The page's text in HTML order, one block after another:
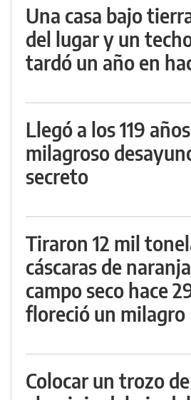
Una casa bajo
del lugar y un
tardó un año en
Llegó a los 119
milagroso
secreto
Tiraron 12 mil
cáscaras de
campo seco hace
floreció un milagro
Colocar un trozo